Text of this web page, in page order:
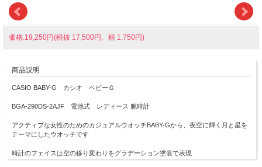
価格:19,250円(税抜 17,500円、税 1,750円)
商品説明
CASIO BABY-G カシオ ベビーＧ
BGA-290DS-2AJF 電池式 レディース 腕時計
アクティブな女性のためのカジュアルウオッチBABY-Gから、夜空に輝く月と星を
テーマにしたウオッチです
時計のフェイスは空の移り変わりをグラデーション塗装で表現